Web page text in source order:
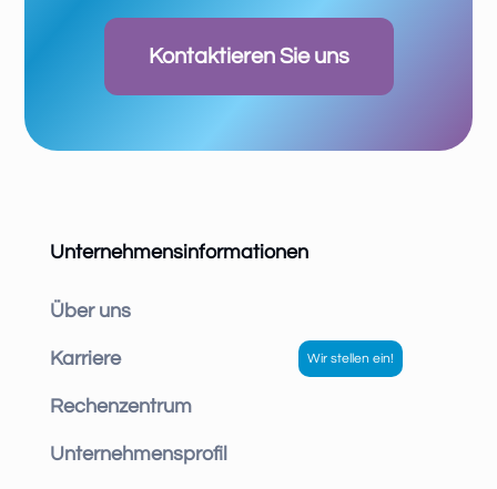
Kontaktieren Sie uns
Unternehmensinformationen
Über uns
Karriere
Rechenzentrum
Unternehmensprofil